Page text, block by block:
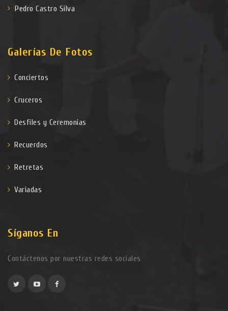
Pedro Castro Silva
Galerías De Fotos
Conciertos
Cruceros
Desfiles y Ceremonias
Recuerdos
Retretas
Variadas
Síganos En
Contáctenos por nuestras redes sociales